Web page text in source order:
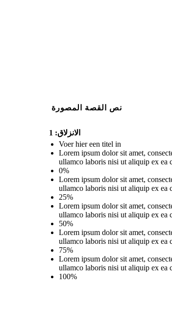
نص القصة المصورة
الانزلاق: 1
Voer hier een titel in
Lorem ipsum dolor sit amet,
ullamco laboris nisi ut aliquip ex ea
0%
Lorem ipsum dolor sit amet,
ullamco laboris nisi ut aliquip ex ea
25%
Lorem ipsum dolor sit amet,
ullamco laboris nisi ut aliquip ex ea
50%
Lorem ipsum dolor sit amet,
ullamco laboris nisi ut aliquip ex ea
75%
Lorem ipsum dolor sit amet,
ullamco laboris nisi ut aliquip ex ea
100%